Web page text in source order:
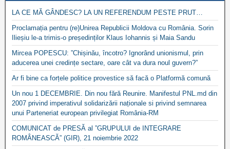
LA CE MĂ GÂNDESC? LA UN REFERENDUM PESTE PRUT…
Proclamația pentru (re)Unirea Republicii Moldova cu România. Sorin
Ilieșiu le-a trimis-o președinților Klaus Iohannis și Maia Sandu
Mircea POPESCU: ”Chișinău, încotro? Ignorând unionismul, prin
aducerea unei credințe sectare, oare cât va dura noul guvern?”
Ar fi bine ca forțele politice provestice să facă o Platformă comună
Un nou 1 DECEMBRIE. Din nou fără Reunire. Manifestul PNL.md din
2007 privind imperativul solidarizării naționale si privind semnarea
unui Parteneriat european privilegiat România-RM
COMUNICAT de PRESĂ al ”GRUPULUI de INTEGRARE
ROMÂNEASCĂ” (GIR), 21 noiembrie 2022